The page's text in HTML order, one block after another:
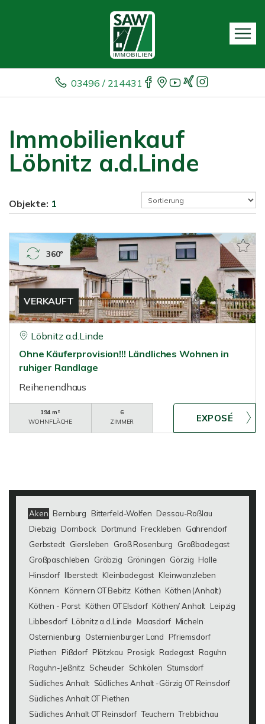
03496 / 214431
Immobilienkauf
Löbnitz a.d.Linde
Objekte: 1
VERKAUFT
360°
Löbnitz a.d.Linde
Ohne Käuferprovision!!! Ländliches Wohnen in
ruhiger Randlage
Reihenendhaus
194 m²
WOHNFLÄCHE
6
ZIMMER
Aken Bernburg Bitterfeld-Wolfen Dessau-Roßlau
Diebzig
Dornbock Dortmund Freckleben
Gahrendorf
Gerbstedt Giersleben Groß Rosenburg
Großbadegast
Großpaschleben
Gröbzig Gröningen Görzig Halle
Hinsdorf Ilberstedt Kleinbadegast Kleinwanzleben
Könnern
Könnern OT Bebitz Köthen Köthen (Anhalt)
Köthen - Porst Köthen OT Elsdorf Köthen/ Anhalt Leipzig
Libbesdorf Löbnitz a.d.Linde Maasdorf Micheln
Osternienburg
Osternienburger Land
Pfriemsdorf
Piethen
Pißdorf Plötzkau Prosigk Radegast Raguhn
Raguhn-Jeßnitz Scheuder Schkölen Stumsdorf
Südliches Anhalt Südliches Anhalt -Görzig OT Reinsdorf
Südliches Anhalt OT Piethen
Südliches Anhalt OT Reinsdorf Teuchern Trebbichau